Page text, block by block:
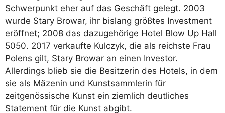
Schwerpunkt eher auf das Geschäft gelegt. 2003
wurde Stary Browar, ihr bislang größtes Investment
eröffnet; 2008 das dazugehörige Hotel Blow Up Hall
5050. 2017 verkaufte Kulczyk, die als reichste Frau
Polens gilt, Stary Browar an einen Investor.
Allerdings blieb sie die Besitzerin des Hotels, in dem
sie als Mäzenin und Kunstsammlerin für
zeitgenössische Kunst ein ziemlich deutliches
Statement für die Kunst abgibt.